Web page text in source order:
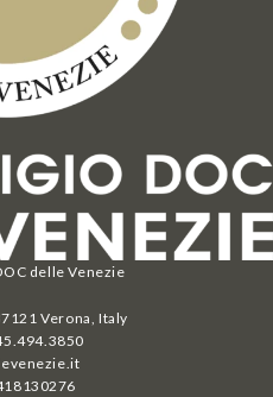
delle Venezie
Verona, Italy